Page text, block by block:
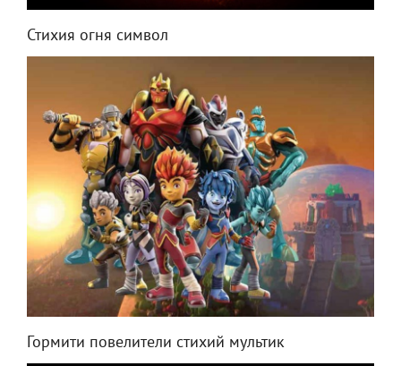
Стихия огня символ
Гормити повелители стихий мультик